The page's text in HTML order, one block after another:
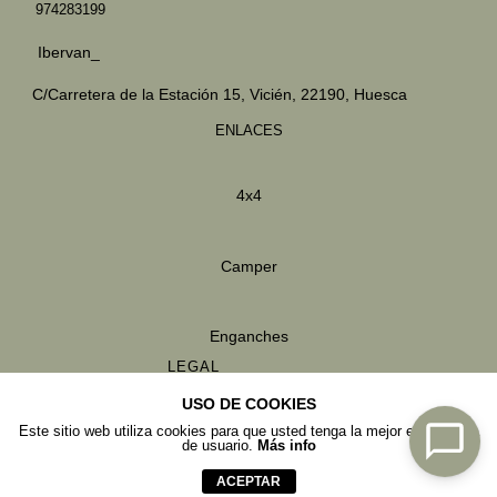
974283199
Ibervan_
C/Carretera de la Estación 15, Vicién, 22190, Huesca
ENLACES
4x4
Camper
Enganches
LEGAL
Política de cookies
USO DE COOKIES
Este sitio web utiliza cookies para que usted tenga la mejor experiencia
de usuario. Más info
ACEPTAR